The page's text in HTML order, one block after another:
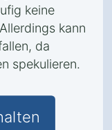
keine
kann
da
spekulieren.